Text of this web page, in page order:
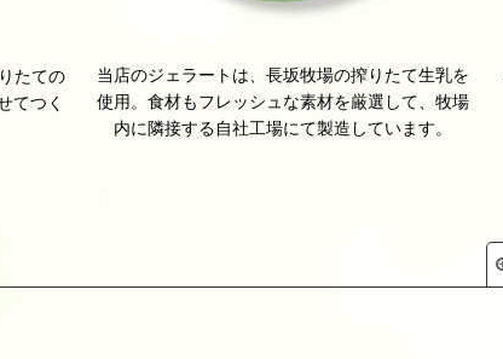
たての
てつく
当店のジェラートは、長坂牧場の搾りたて生乳を
使用。食材もフレッシュな素材を厳選して、牧場
内に隣接する自社工場にて製造しています。